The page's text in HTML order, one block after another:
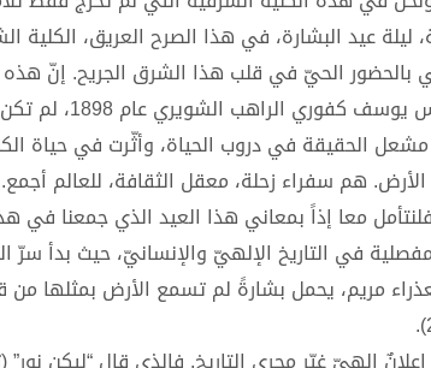
ليلة عيد البشارة، في هذا الصرح العريق، الكلية
بالحضور الحيّ في قلب هذا الشرق الجريح. إنّ
في زمن الرئيس
مشعل الحقيقة في دروب الحياة، وأثّرت في حياة
هم سفراء زحلة، معقل الثقافة، للعالم أجمع.
معا إذاً بمعاني هذا العيد الذي جمعنا في
في التاريخ الإلهيّ والإنسانيّ، حيث بدأ
مريم، يحمل بشارةً لم تسمع الأرض بمثلها